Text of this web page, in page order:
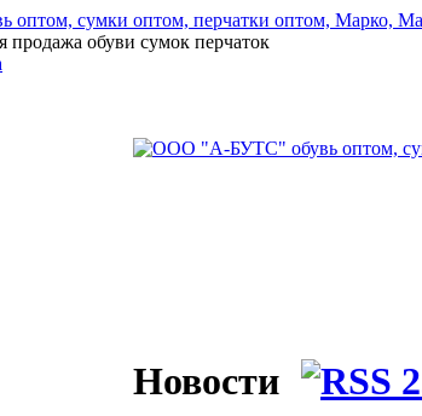
продажа обуви сумок перчаток
Новости